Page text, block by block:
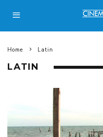
Home Latin
LATIN